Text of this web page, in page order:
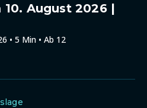
August 2026 |
• 5 Min • Ab 12